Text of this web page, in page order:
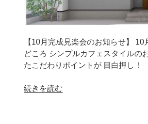
【10月完成見楽会のお知らせ】
どころ シンプルカフェスタイルの
たこだわりポイントが 目白押し
続きを読む